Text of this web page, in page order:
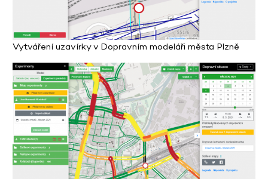
Vytváření uzavírky v Dopravním modeláři města Plzně